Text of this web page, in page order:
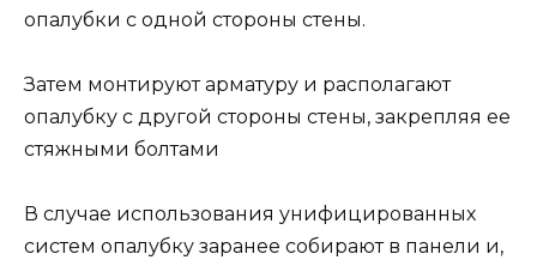
опалубки с одной стороны стены.
Затем монтируют арматуру и располагают
опалубку с другой стороны стены, закрепляя ее
стяжными болтами
В случае использования унифицированных
систем опалубку заранее собирают в панели и,